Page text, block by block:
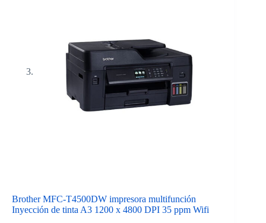
Brother MFC-T4500DW impresora multifunción
Inyección de tinta A3 1200 x 4800 DPI 35 ppm Wifi